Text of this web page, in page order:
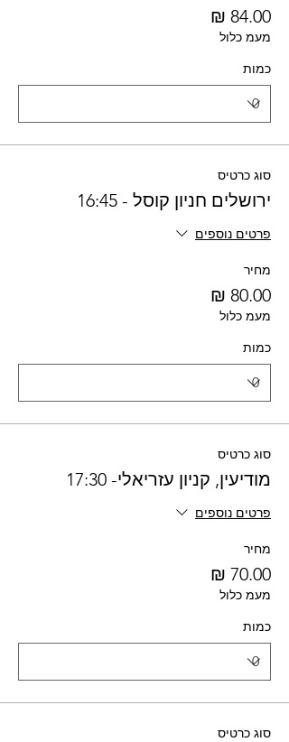
מעמ כלול
כמות
סוג כרטיס
ירושלים חניון קוסל - 16:45
פרטים נוספים
מחיר
מעמ כלול
כמות
סוג כרטיס
מודיעין, קניון עזריאלי- 17:30
פרטים נוספים
מחיר
מעמ כלול
כמות
סוג כרטיס